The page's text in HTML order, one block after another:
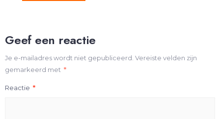
Geef een reactie
Je e-mailadres wordt niet gepubliceerd. Vereiste velden zijn
gemarkeerd met *
Reactie *